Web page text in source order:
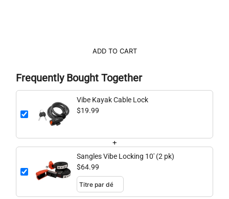
ADD TO CART
Frequently Bought Together
Vibe Kayak Cable Lock
$19.99
+
Sangles Vibe Locking 10' (2 pk)
$64.99